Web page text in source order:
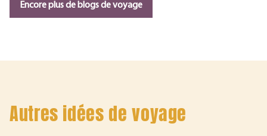
Encore plus de blogs de voyage
Autres idées de voyage